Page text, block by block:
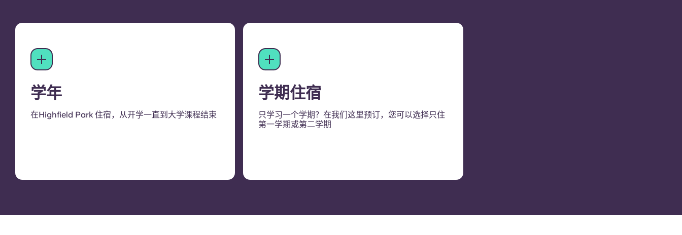
学年
在Highfield Park 住宿，从开学一直到大学课程结束
学期住宿
只学习一个学期？在我们这里预订，您可以选择只住
第一学期或第二学期